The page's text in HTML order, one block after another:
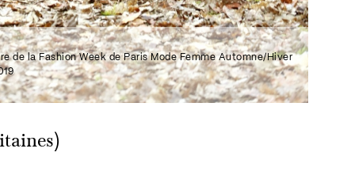
de la Fashion Week de Paris Mode Femme Automne/Hiver